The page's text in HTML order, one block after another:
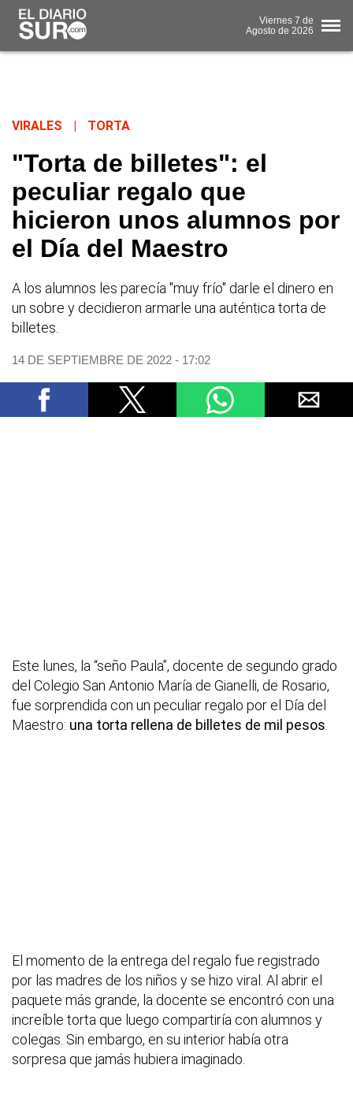
Viernes 7 de
Agosto de 2026
VIRALES TORTA
"Torta de billetes": el
peculiar regalo que
hicieron unos alumnos por
el Día del Maestro
A los alumnos les parecía "muy frío" darle el dinero en
un sobre y decidieron armarle una auténtica torta de
billetes.
14 DE SEPTIEMBRE DE 2022 - 17:02
Este lunes, la “seño Paula”, docente de segundo grado
del Colegio San Antonio María de Gianelli, de Rosario,
fue sorprendida con un peculiar regalo por el Día del
Maestro: una torta rellena de billetes de mil pesos.
El momento de la entrega del regalo fue registrado
por las madres de los niños y se hizo viral. Al abrir el
paquete más grande, la docente se encontró con una
increíble torta que luego compartiría con alumnos y
colegas. Sin embargo, en su interior había otra
sorpresa que jamás hubiera imaginado.